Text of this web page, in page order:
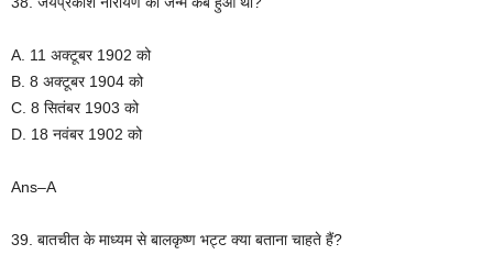
A. 11 अक्टूबर 1902 को
B. 8 अक्टूबर 1904 को
C. 8 सितंबर 1903 को
D. 18 नवंबर 1902 को
Ans–A
39. बातचीत के माध्यम से बालकृष्ण भट्ट क्या बताना चाहते हैं?